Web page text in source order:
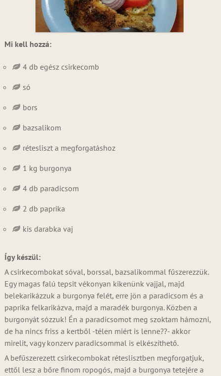
Mi kell hozzá:
4 db egész csirkecomb
só
bors
bazsalikom
rétesliszt a megforgatáshoz
1 kg burgonya
4 db paradicsom
2 db paprika
kis darabka vaj
Így készül:
A csirkecombokat sóval, borssal, bazsalikommal fűszerezzük.
Egy magas falú tepsit vékonyan kikenünk vajjal, majd
belekarikázzuk a burgonya felét, erre jön a paradicsom és a
paprika felkarikázva, majd a maradék burgonya. Közben a
burgonyát sózzuk! Én a paradicsomot meg szoktam hámozni,
de ha nincs friss a kertből -télen miért is lenne??- akkor
mirelit, vagy konzerv paradicsommal is elkészíthető.
A befűszerezett csirkecombokat réteslisztben megforgatjuk,
ettől lesz a bőre finom ropogós, majd a burgonya tetejére a